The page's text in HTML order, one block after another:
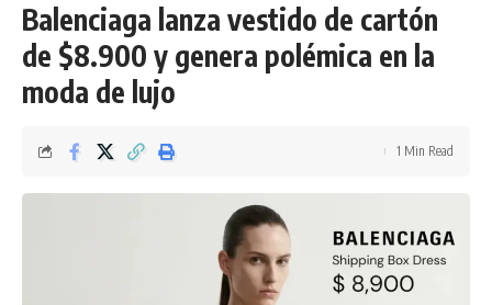
Balenciaga lanza vestido de cartón
de $8.900 y genera polémica en la
moda de lujo
1 Min Read